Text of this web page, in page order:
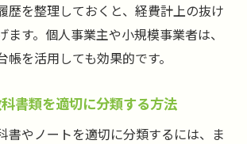
歴を整理しておくと、経費計上の抜け
ます。個人事業主や小規模事業者は、
を活用しても効果的です。
書類を適切に分類する方法
書やノートを適切に分類するには、ま